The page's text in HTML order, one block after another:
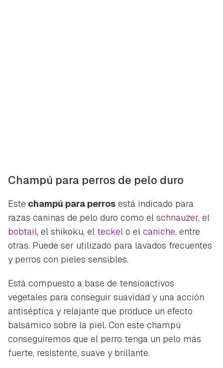
Champú para perros de pelo duro
Este champú para perros está indicado para
razas caninas de pelo duro como el schnauzer, el
bobtail, el shikoku, el teckel o el caniche, entre
otras. Puede ser utilizado para lavados frecuentes
y perros con pieles sensibles.
Está compuesto a base de tensioactivos
vegetales para conseguir suavidad y una acción
antiséptica y relajante que produce un efecto
balsámico sobre la piel. Con este champú
conseguiremos que el perro tenga un pelo más
fuerte, resistente, suave y brillante.